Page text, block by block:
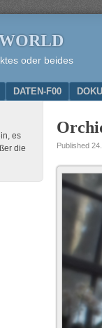
oder beides
DATEN-F00
Published
es
die